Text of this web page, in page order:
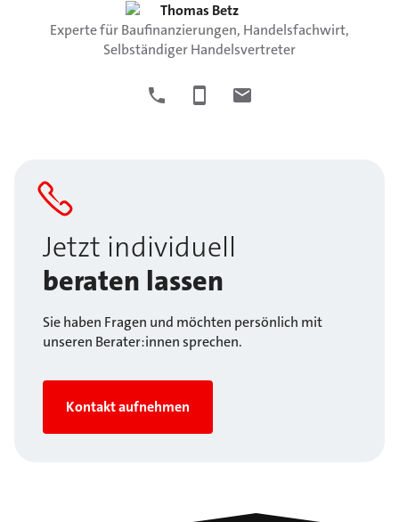
Thomas Betz
Experte für Baufinanzierungen, Handelsfachwirt,
Selbständiger Handelsvertreter
Jetzt individuell
beraten lassen
Sie haben Fragen und möchten persönlich mit
unseren Berater:innen sprechen.
Kontakt aufnehmen